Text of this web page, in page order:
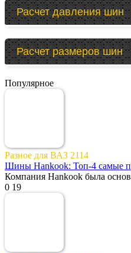
Расчет давления шин
Расчет размеров шин
Популярное
Разное для ВАЗ 2114
Шины Hankook: Топ-4 самые
Компания Hankook была
0 19